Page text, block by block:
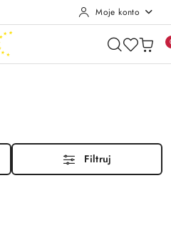
Moje konto
Filtruj